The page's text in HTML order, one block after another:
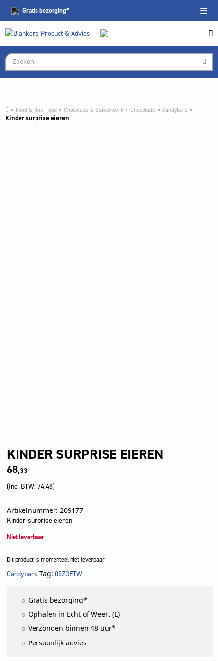
Gratisbezorging*
Food & Non-Food Chocolade & Suikerwerk Chocolade Candybars
Kinder surprise eieren
KINDER SURPRISE EIEREN
68,33
(Incl BTW: 74,48)
Artikelnummer: 209177
Kinder surprise eieren
Niet leverbaar
Dit product is momenteel niet leverbaar
LET OP!
Candybars Tag: 05ZOETW
Gratis bezorging*
Ophalen in Echt of Weert (L)
Verzonden binnen 48 uur*
Persoonlijk advies